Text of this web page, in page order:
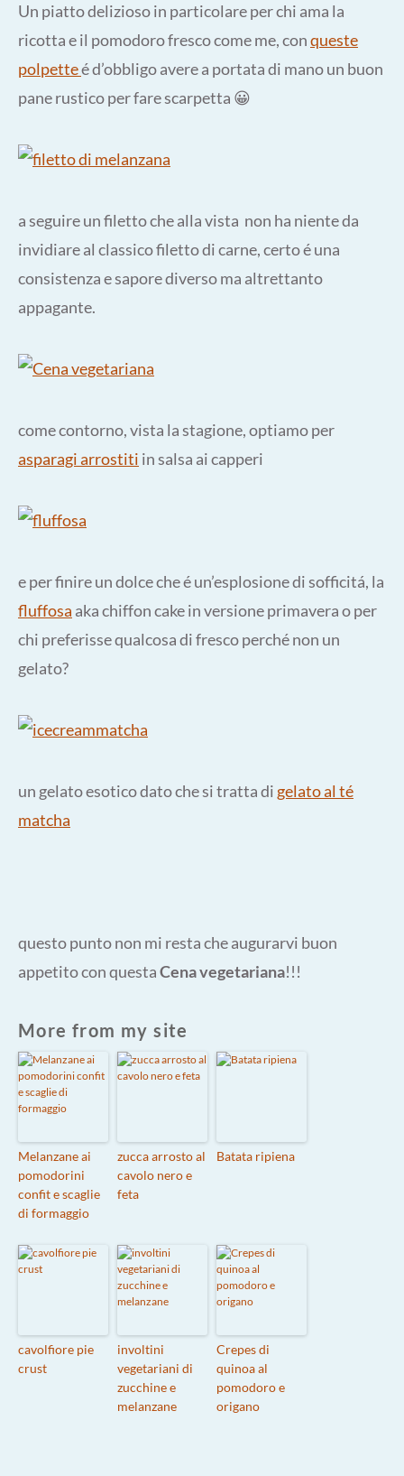
Un piatto delizioso in particolare per chi ama la
ricotta e il pomodoro fresco come me, conqueste
polpetteé d’obbligo avere a portata di mano un buon
pane rustico per fare scarpetta 😀
a seguire un filetto che alla vista non ha niente da
invidiare al classico filetto di carne, certo é una
consistenza e sapore diverso ma altrettanto
appagante.
come contorno, vista la stagione, optiamo per
asparagi arrostiti in salsa ai capperi
e per finire un dolce che é un’esplosione di sofficitá, la
fluffosa aka chiffon cake in versione primavera o per
chi preferisse qualcosa di fresco perché non un
gelato?
un gelato esotico dato che si tratta di gelato al té
matcha
questo punto non mi resta che augurarvi buon
appetito con questaCena vegetariana!!!
More from my site
Melanzane ai
pomodorini
confit e scaglie
di formaggio
zucca arrosto al
cavolo nero e
feta
Batata ripiena
cavolfiore pie
crust
involtini
vegetariani di
zucchine e
melanzane
Crepes di
quinoa al
pomodoro e
origano